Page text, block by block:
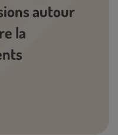
autour
la